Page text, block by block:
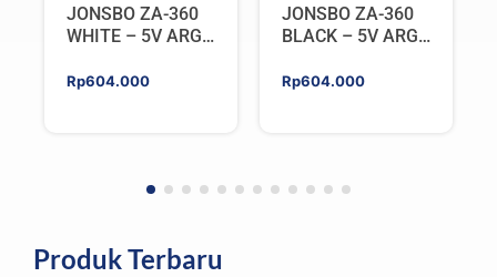
JONSBO ZA-360
WHITE – 5V ARGB
Rp604.000
JONSBO ZA-360
BLACK – 5V ARGB
Rp604.000
Produk Terbaru